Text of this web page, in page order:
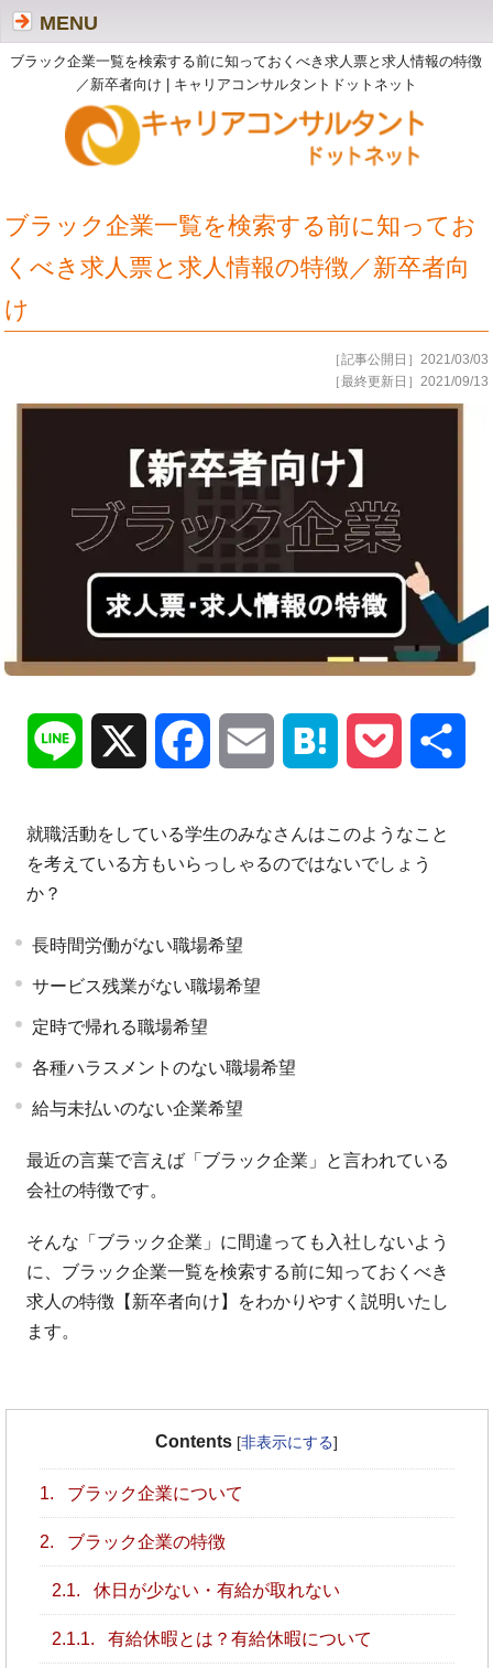
ブラック企業一覧を検索する前に知っておくべき求人票と求人情報の特徴
／新卒者向け | キャリアコンサルタントドットネット
MENU
ブラック企業一覧を検索する前に知ってお
くべき求人票と求人情報の特徴／新卒者向
け
［記事公開日］2021/03/03
［最終更新日］2021/09/13
Line Facebook Email Hatena Pocket
就職活動をしている学生のみなさんはこのようなこと
を考えている方もいらっしゃるのではないでしょう
か？
長時間労働がない職場希望
サービス残業がない職場希望
定時で帰れる職場希望
各種ハラスメントのない職場希望
給与未払いのない企業希望
最近の言葉で言えば「ブラック企業」と言われている
会社の特徴です。
そんな「ブラック企業」に間違っても入社しないよう
に、ブラック企業一覧を検索する前に知っておくべき
求人の特徴【新卒者向け】をわかりやすく説明いたし
ます。
Contents [非表示にする]
1. ブラック企業について
2. ブラック企業の特徴
2.1. 休日が少ない・有給が取れない
2.1.1. 有給休暇とは？有給休暇について